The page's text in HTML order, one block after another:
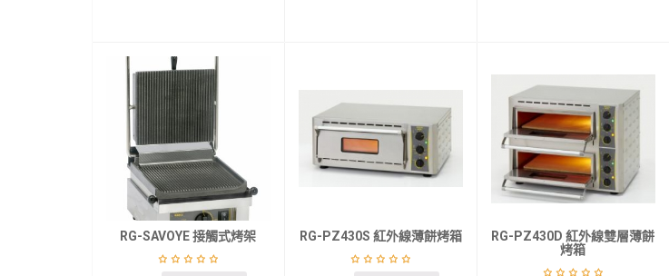
RG-SAVOYE 接觸式烤架 RG-PZ430S 紅外線薄餅烤箱
RG-PZ430D 紅外線雙層薄餅
烤箱